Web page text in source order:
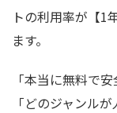
トの利用率が【1
ます。
「本当に無料で
「どのジャンル